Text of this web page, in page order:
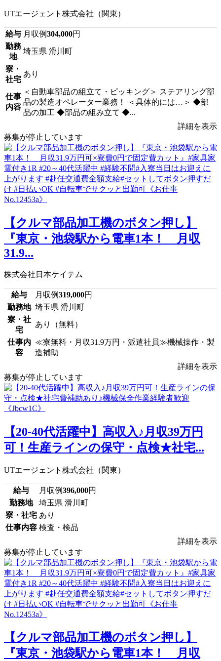
UTエージェント株式会社（関東）
給与 月収例304,000円
勤務
地
埼玉県 滑川町
寮・
社宅
あり
仕事
内容
＜自動車部品の組立て・ピッキング＞ ステアリング部
品の製造オペレーター業務！ ＜具体的には…＞ ◆部
品の加工 ◆部品の組み立て ◆...
詳細を表示
募集が停止しています
【クルマ部品加工機のボタン押し】
『東京・池袋駅から電車1本！ 月収
31.9...
株式会社日本ケイテム
給与 月収例319,000円
勤務地 埼玉県 滑川町
寮・社
宅
あり（無料）
仕事内
容
≪寮無料・月収31.9万円・派遣社員≫機械操作・製
造補助
詳細を表示
募集が停止しています
【20-40代活躍中】高収入♪月収39万円
可！生産ラインの保守・点検★社宅...
UTエージェント株式会社（関東）
給与 月収例396,000円
勤務地
埼玉県 滑川町
寮・社宅 あり
仕事内容 検査・検品
詳細を表示
募集が停止しています
【クルマ部品加工機のボタン押し】
『東京・池袋駅から電車1本！ 月収